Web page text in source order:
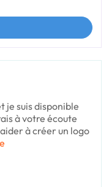
je suis disponible
à votre écoute
à créer un logo